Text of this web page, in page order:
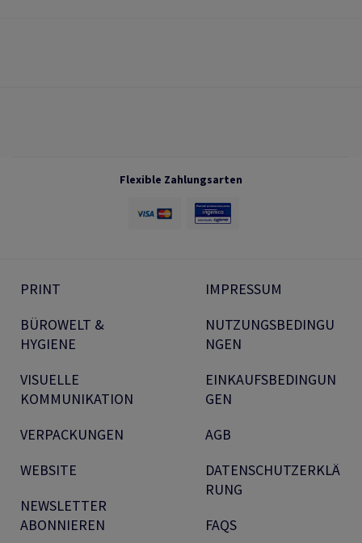
Flexible Zahlungsarten
PRINT
BÜROWELT &
HYGIENE
VISUELLE
KOMMUNIKATION
VERPACKUNGEN
WEBSITE
NEWSLETTER
ABONNIEREN
IMPRESSUM
NUTZUNGSBEDINGU
NGEN
EINKAUFSBEDINGUN
GEN
AGB
DATENSCHUTZERKLÄ
RUNG
FAQS